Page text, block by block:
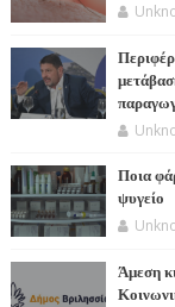
Ποια
ψυγείο
Άμεση